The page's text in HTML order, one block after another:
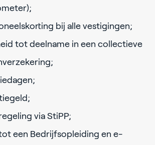
bij alle vestigingen;
tot deelname in een collectieve
via StiPP;
een Bedrijfsopleiding en e-